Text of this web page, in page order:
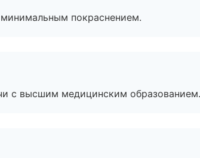
покраснением.
с высшим медицинским образованием.